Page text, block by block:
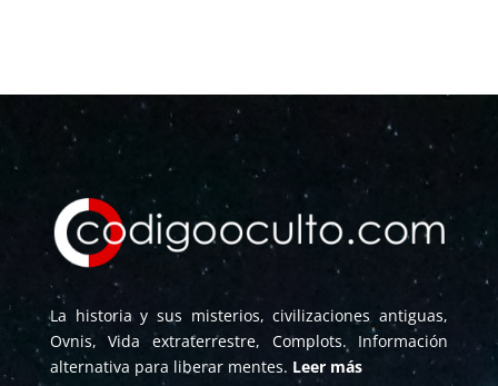
La historia y sus misterios, civilizaciones antiguas,
Ovnis, Vida extraterrestre, Complots. Información
alternativa para liberar mentes. Leer más